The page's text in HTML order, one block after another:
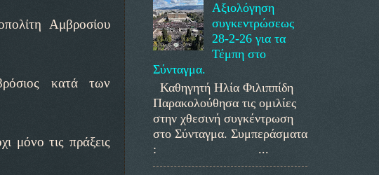
Αμβροσίου
κατά των
μόνο τις πράξεις
Αξιολόγηση
συγκεντρώσεως
28-2-26 για τα
Τέμπη στο
Σύνταγμα.
Καθηγητή Ηλία Φιλιππίδη
Παρακολούθησα τις ομιλίες
στην χθεσινή συγκέντρωση
στο Σύνταγμα. Συμπεράσματα
: ...